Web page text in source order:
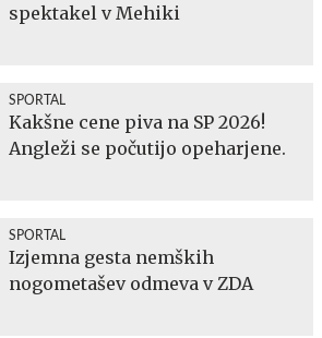
spektakel v Mehiki
SPORTAL
Kakšne cene piva na SP 2026!
Angleži se počutijo opeharjene.
SPORTAL
Izjemna gesta nemških
nogometašev odmeva v ZDA